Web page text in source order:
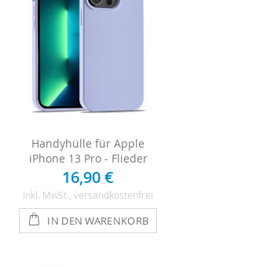
Handyhülle für Apple
iPhone 13 Pro - Flieder
16,90 €
Inkl. MwSt., versandkostenfrei
IN DEN WARENKORB